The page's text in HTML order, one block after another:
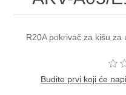
R20A pokrivač za kišu za
Budite prvi koji će